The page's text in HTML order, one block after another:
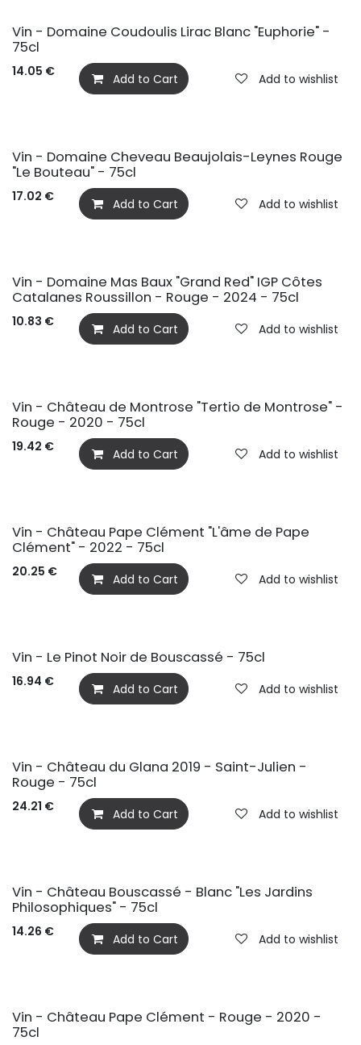
Vin - Domaine Coudoulis Lirac Blanc "Euphorie" -
75cl
14.05 € Add to Cart Add to wishlist
Vin - Domaine Cheveau Beaujolais-Leynes Rouge
"Le Bouteau" - 75cl
17.02 € Add to Cart Add to wishlist
Vin - Domaine Mas Baux "Grand Red" IGP Côtes
Catalanes Roussillon - Rouge - 2024 - 75cl
10.83 € Add to Cart Add to wishlist
Vin - Château de Montrose "Tertio de Montrose" -
Rouge - 2020 - 75cl
19.42 € Add to Cart Add to wishlist
Vin - Château Pape Clément "L'âme de Pape
Clément" - 2022 - 75cl
20.25 € Add to Cart Add to wishlist
Vin - Le Pinot Noir de Bouscassé - 75cl
16.94 € Add to Cart Add to wishlist
Vin - Château du Glana 2019 - Saint-Julien -
Rouge - 75cl
24.21 € Add to Cart Add to wishlist
Vin - Château Bouscassé - Blanc "Les Jardins
Philosophiques" - 75cl
14.26 € Add to Cart Add to wishlist
Vin - Château Pape Clément - Rouge - 2020 -
75cl